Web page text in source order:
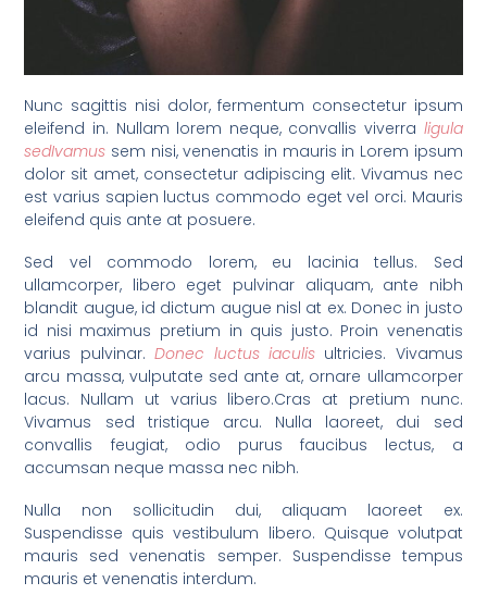
Nunc sagittis nisi dolor, fermentum consectetur ipsum
eleifend in. Nullam lorem neque, convallis viverra ligula
sedIvamus sem nisi, venenatis in mauris in Lorem ipsum
dolor sit amet, consectetur adipiscing elit. Vivamus nec
est varius sapien luctus commodo eget vel orci. Mauris
eleifend quis ante at posuere.
Sed vel commodo lorem, eu lacinia tellus. Sed
ullamcorper, libero eget pulvinar aliquam, ante nibh
blandit augue, id dictum augue nisl at ex. Donec in justo
id nisi maximus pretium in quis justo. Proin venenatis
varius pulvinar.Donec luctus iaculis ultricies. Vivamus
arcu massa, vulputate sed ante at, ornare ullamcorper
lacus. Nullam ut varius libero.Cras at pretium nunc.
Vivamus sed tristique arcu. Nulla laoreet, dui sed
convallis feugiat, odio purus faucibus lectus, a
accumsan neque massa nec nibh.
Nulla non sollicitudin dui, aliquam laoreet ex.
Suspendisse quis vestibulum libero. Quisque volutpat
mauris sed venenatis semper. Suspendisse tempus
mauris et venenatis interdum.